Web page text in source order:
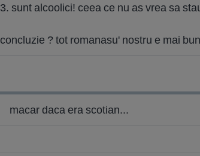
3. sunt alcoolici! ceea ce nu as vrea sa
concluzie ? tot romanasu' nostru e mai
macar daca era scotian...